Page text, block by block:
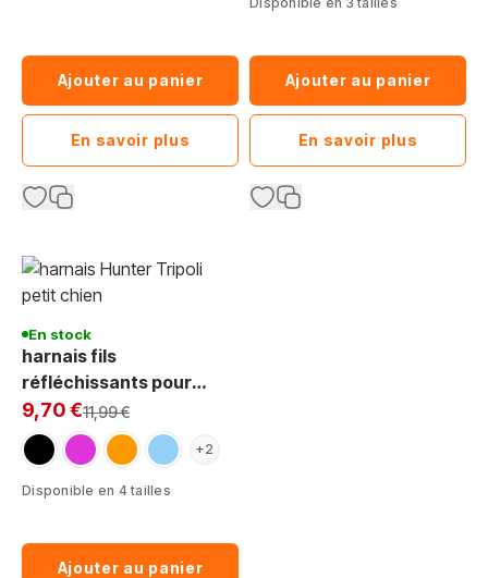
Ajouter au panier
En savoir plus
Ajouter au panier
En savoir plus
En stock
harnais fils
réfléchissants pour
chien Hunter Tripoli
Exclu Web:
9,70 €Prix normal
11,99 €
noir
framboise
orangebleu clair
+2
Disponible en 4 tailles
Ajouter au panier